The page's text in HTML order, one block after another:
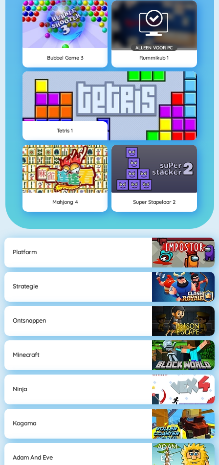
Bubbel Game 3
ALLEEN VOOR PC
Rummikub 1
Tetris 1
Mahjong 4 Super Stapelaar 2
Platform
Strategie
Ontsnappen
Minecraft
Ninja
Kogama
Adam And Eve